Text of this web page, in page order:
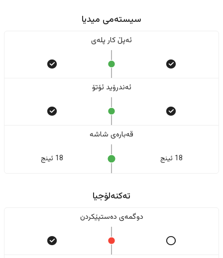
سیستەمی میدیا
ئەپڵ کار پلەی
ئەندرۆید ئۆتۆ
قەبارەی شاشە
18 ئینج 18 ئینج
تەکنەلۆجیا
دوگمەی دەستپێکردن